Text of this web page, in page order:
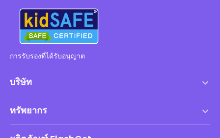
การรับรองที่ได้รับอนุญาต
บริษัท
ทรัพยากร